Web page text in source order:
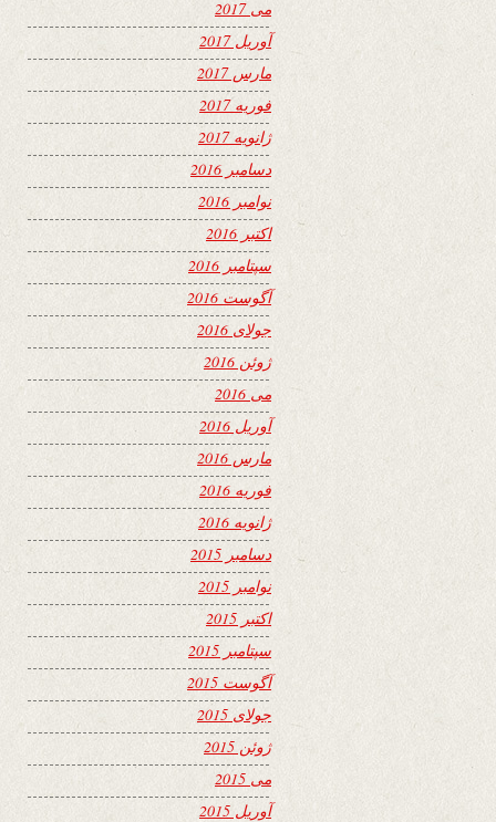
می 2017
آوریل 2017
مارس 2017
فوریه 2017
ژانویه 2017
دسامبر 2016
نوامبر 2016
اکتبر 2016
سپتامبر 2016
آگوست 2016
جولای 2016
ژوئن 2016
می 2016
آوریل 2016
مارس 2016
فوریه 2016
ژانویه 2016
دسامبر 2015
نوامبر 2015
اکتبر 2015
سپتامبر 2015
آگوست 2015
جولای 2015
ژوئن 2015
می 2015
آوریل 2015